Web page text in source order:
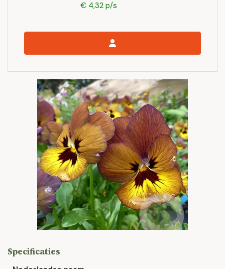
€ 4,32 p/s
Specificaties